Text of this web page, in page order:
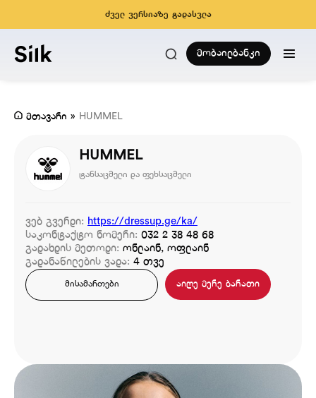
ძველ ვერსიაზე გადასვლა
მობაილბანკი
მთავარი » HUMMEL
HUMMEL
ტანსაცმელი და ფეხსაცმელი
ვებ გვერდი: https://dressup.ge/ka/
საკონტაქტო ნომერი: 032 2 38 48 68
გადახდის მეთოდი: ონლაინ, ოფლაინ
გადანაწილების ვადა: 4 თვე
მისამართები აიღე მერე ბარათი